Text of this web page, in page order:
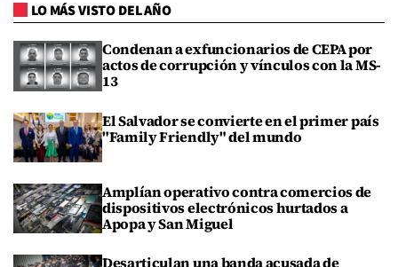
LO MÁS VISTO DEL AÑO
Condenan a exfuncionarios de CEPA por
actos de corrupción y vínculos con la MS-
13
El Salvador se convierte en el primer país
"Family Friendly" del mundo
Amplían operativo contra comercios de
dispositivos electrónicos hurtados a
Apopa y San Miguel
Desarticulan una banda acusada de